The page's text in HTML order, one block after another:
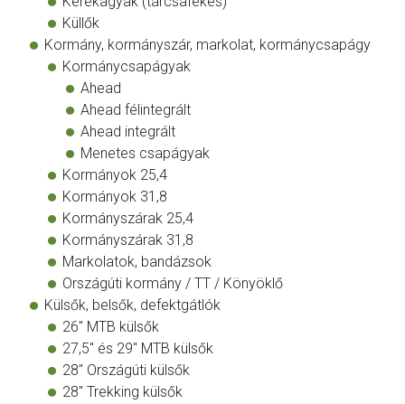
Küllők
Kormány, kormányszár, markolat, kormánycsapágy
Kormánycsapágyak
Ahead
Ahead félintegrált
Ahead integrált
Menetes csapágyak
Kormányok 25,4
Kormányok 31,8
Kormányszárak 25,4
Kormányszárak 31,8
Markolatok, bandázsok
Országúti kormány / TT / Könyöklő
Külsők, belsők, defektgátlók
26" MTB külsők
27,5" és 29" MTB külsők
28" Országúti külsők
28" Trekking külsők